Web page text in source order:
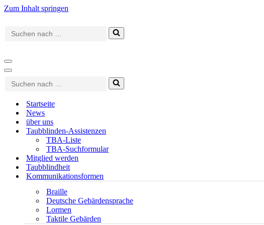
Zum Inhalt springen
Suchen
nach …
Navigationsmenü
Navigationsmenü
Suchen
nach …
Startseite
News
über uns
Taubblinden-Assistenzen
TBA-Liste
TBA-Suchformular
Mitglied werden
Taubblindheit
Kommunikationsformen
Braille
Deutsche Gebärdensprache
Lormen
Taktile Gebärden